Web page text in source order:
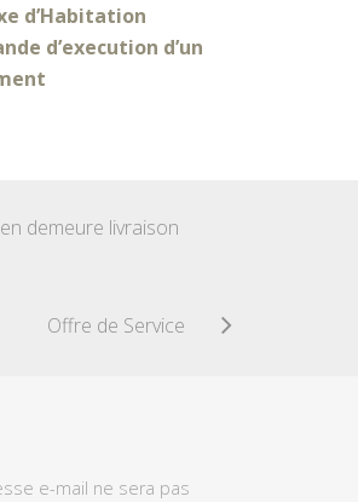
d’Habitation
d’execution d’un
demeure livraison
Offre de Service
e-mail ne sera pas